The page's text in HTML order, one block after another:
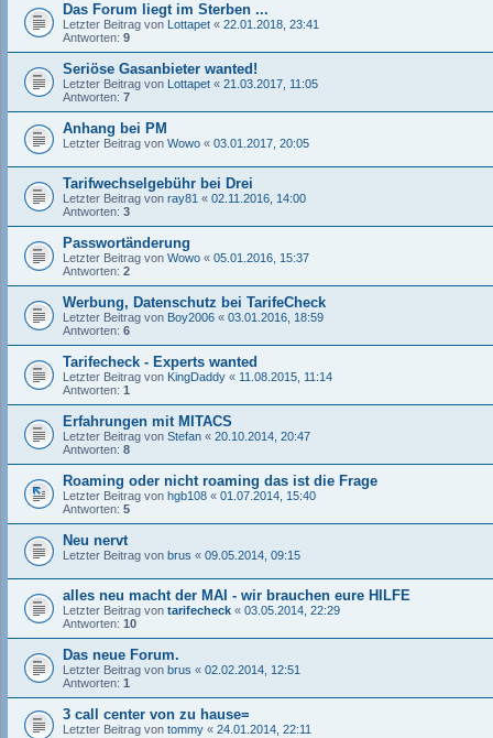
Das Forum liegt im Sterben ...
Letzter Beitrag von Lottapet « 22.01.2018, 23:41
Antworten: 9
Seriöse Gasanbieter wanted!
Letzter Beitrag von Lottapet « 21.03.2017, 11:05
Antworten: 7
Anhang bei PM
Letzter Beitrag von Wowo « 03.01.2017, 20:05
Tarifwechselgebühr bei Drei
Letzter Beitrag von ray81 « 02.11.2016, 14:00
Antworten: 3
Passwortänderung
Letzter Beitrag von Wowo « 05.01.2016, 15:37
Antworten: 2
Werbung, Datenschutz bei TarifeCheck
Letzter Beitrag von Boy2006 « 03.01.2016, 18:59
Antworten: 6
Tarifecheck - Experts wanted
Letzter Beitrag von KingDaddy « 11.08.2015, 11:14
Antworten: 1
Erfahrungen mit MITACS
Letzter Beitrag von Stefan « 20.10.2014, 20:47
Antworten: 8
Roaming oder nicht roaming das ist die Frage
Letzter Beitrag von hgb108 « 01.07.2014, 15:40
Antworten: 5
Neu nervt
Letzter Beitrag von brus « 09.05.2014, 09:15
alles neu macht der MAI - wir brauchen eure HILFE
Letzter Beitrag von tarifecheck « 03.05.2014, 22:29
Antworten: 10
Das neue Forum.
Letzter Beitrag von brus « 02.02.2014, 12:51
Antworten: 1
3 call center von zu hause=
Letzter Beitrag von tommy « 24.01.2014, 22:11